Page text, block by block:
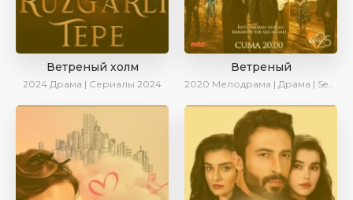
Ветреный холм
2024 Драма | Сериалы 2024
Ветреный
2020 Мелодрама | Драма | SesDizi | Ирина Котова | AveTurk